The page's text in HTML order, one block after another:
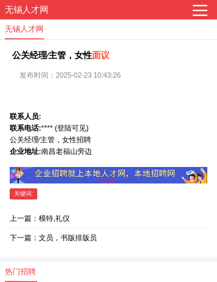
无锡人才网
无锡人才网
公关经理∕主管，女性面议
发布时间：2025-02-23 10:43:26
联系人员:
联系电话:**** (登陆可见)
公关经理∕主管，女性招聘
企业地址:南昌老福山旁边
关键词:
上一篇： 模特,礼仪
下一篇： 文员，书版排版员
热门招聘